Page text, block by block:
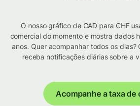
O nosso gráfico de CAD para CHF
comercial do momento e mostra dados
anos. Quer acompanhar todos os dias?
receba notificações diárias sobre a
Acompanhe a taxa de